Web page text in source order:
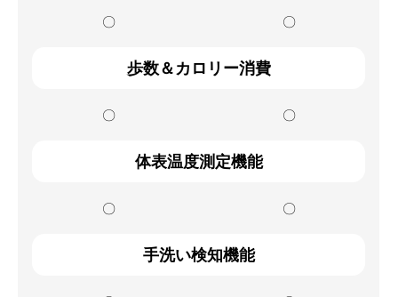
〇 〇
歩数＆カロリー消費
〇 〇
体表温度測定機能
〇 〇
手洗い検知機能